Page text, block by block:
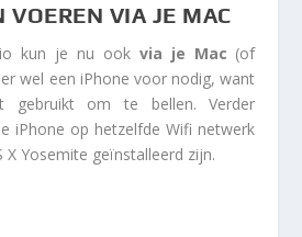
VOEREN VIA JE MAC
kun je nu ook via je Mac (of
er wel een iPhone voor nodig, want
gebruikt om te bellen. Verder
iPhone op hetzelfde Wifi netwerk
X Yosemite geïnstalleerd zijn.